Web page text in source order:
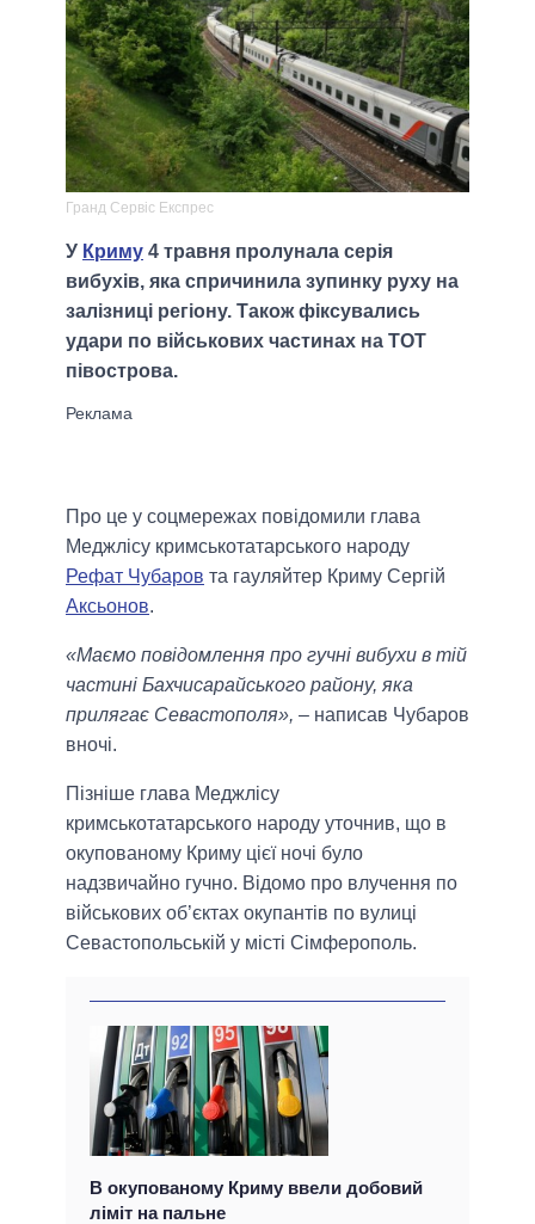
Гранд Сервіс Експрес
У Криму 4 травня пролунала серія
вибухів, яка спричинила зупинку руху на
залізниці регіону. Також фіксувались
удари по військових частинах на ТОТ
півострова.
Про це у соцмережах повідомили глава
Меджлісу кримськотатарського народу
Рефат Чубаров та гауляйтер Криму Сергій
Аксьонов.
«Маємо повідомлення про гучні вибухи в тій
частині Бахчисарайського району, яка
прилягає Севастополя», – написав Чубаров
вночі.
Пізніше глава Меджлісу
кримськотатарського народу уточнив, що в
окупованому Криму цієї ночі було
надзвичайно гучно. Відомо про влучення по
військових об’єктах окупантів по вулиці
Севастопольській у місті Сімферополь.
В окупованому Криму ввели добовий
ліміт на пальне